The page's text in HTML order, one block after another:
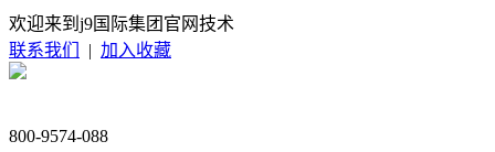
欢迎来到j9国际集团官网技术
联系我们
| 加入收藏
800-9574-088